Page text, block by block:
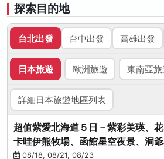
探索目的地
台北出發 台中出發 高雄出發
日本旅遊 歐洲旅遊 東南亞旅
詳細日本旅遊地區列表
超值紫愛北海道５日－紫彩美瑛、花
卡哇伊熊牧場、函館星空夜景、洞
酒暢飲
08/18, 08/21, 08/23